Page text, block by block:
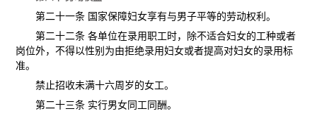
第二十一条 国家保障妇女享有与男子平等的劳动权利。
第二十二条 各单位在录用职工时，除不适合妇女的工种或者
岗位外，不得以性别为由拒绝录用妇女或者提高对妇女的录用标
准。
禁止招收未满十六周岁的女工。
第二十三条 实行男女同工同酬。